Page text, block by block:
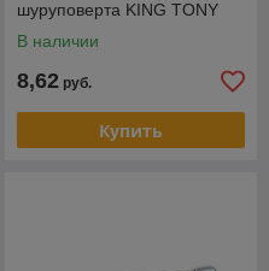
шуруповерта KING TONY
В наличии
8,62 руб.
Купить